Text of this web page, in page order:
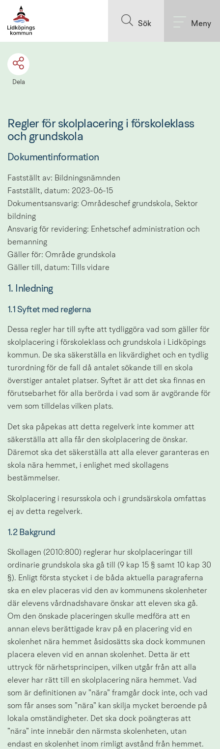
Sök Meny
Dela
Regler för skolplacering i förskoleklass
och grundskola
Dokumentinformation
Fastställt av: Bildningsnämnden
Fastställt, datum: 2023-06-15
Dokumentsansvarig: Områdeschef grundskola, Sektor
bildning
Ansvarig för revidering: Enhetschef administration och
bemanning
Gäller för: Område grundskola
Gäller till, datum: Tills vidare
1. Inledning
1.1 Syftet med reglerna
Dessa regler har till syfte att tydliggöra vad som gäller för
skolplacering i förskoleklass och grundskola i Lidköpings
kommun. De ska säkerställa en likvärdighet och en tydlig
turordning för de fall då antalet sökande till en skola
överstiger antalet platser. Syftet är att det ska finnas en
förutsebarhet för alla berörda i vad som är avgörande för
vem som tilldelas vilken plats.
Det ska påpekas att detta regelverk inte kommer att
säkerställa att alla får den skolplacering de önskar.
Däremot ska det säkerställa att alla elever garanteras en
skola nära hemmet, i enlighet med skollagens
bestämmelser.
Skolplacering i resursskola och i grundsärskola omfattas
ej av detta regelverk.
1.2 Bakgrund
Skollagen (2010:800) reglerar hur skolplaceringar till
ordinarie grundskola ska gå till (9 kap 15 § samt 10 kap 30
§). Enligt första stycket i de båda aktuella paragraferna
ska en elev placeras vid den av kommunens skolenheter
där elevens vårdnadshavare önskar att eleven ska gå.
Om den önskade placeringen skulle medföra att en
annan elevs berättigade krav på en placering vid en
skolenhet nära hemmet åsidosätts ska dock kommunen
placera eleven vid en annan skolenhet. Detta är ett
uttryck för närhetsprincipen, vilken utgår från att alla
elever har rätt till en skolplacering nära hemmet. Vad
som är definitionen av ”nära” framgår dock inte, och vad
som får anses som ”nära” kan skilja mycket beroende på
lokala omständigheter. Det ska dock poängteras att
”nära” inte innebär den närmsta skolenheten, utan
endast en skolenhet inom rimligt avstånd från hemmet.